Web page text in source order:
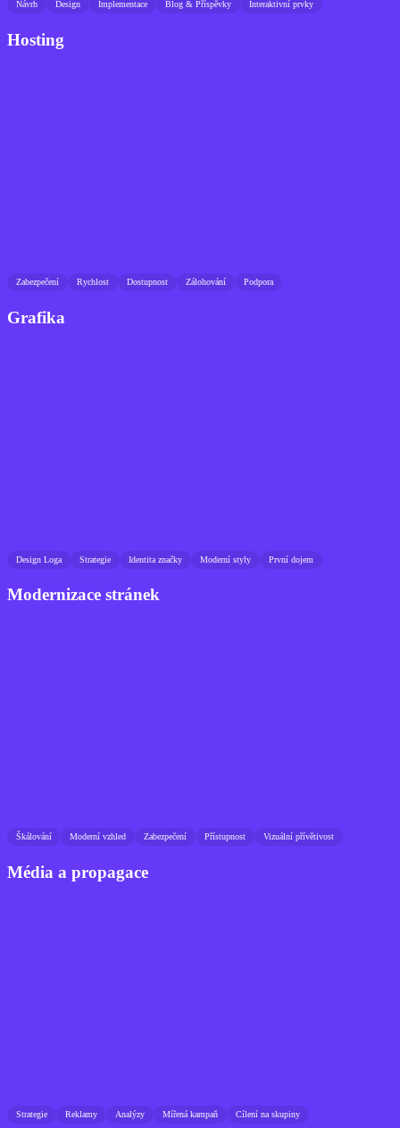
Návrh Design Implementace Blog & Příspěvky Interaktivní prvky
Hosting
Zabezpečení Rychlost Dostupnost Zálohování Podpora
Grafika
Design Loga Strategie Identita značky Moderní styly První dojem
Modernizace stránek
Škálování Moderní vzhled Zabezpečení Přístupnost Vizuální přívětivost
Média a propagace
Strategie Reklamy Analýzy Mířená kampaň Cílení na skupiny